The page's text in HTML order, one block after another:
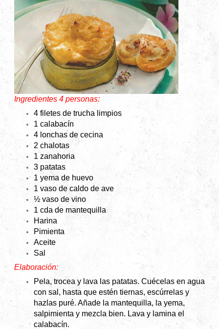
Ingredientes 4 personas:
4 filetes de trucha limpios
1 calabacín
4 lonchas de cecina
2 chalotas
1 zanahoria
3 patatas
1 yema de huevo
1 vaso de caldo de ave
½ vaso de vino
1 cda de mantequilla
Harina
Pimienta
Aceite
Sal
Elaboración:
Pela, trocea y lava las patatas. Cuécelas en agua
con sal, hasta que estén tiernas, escúrrelas y
hazlas puré. Añade la mantequilla, la yema,
salpimienta y mezcla bien. Lava y lamina el
calabacín.